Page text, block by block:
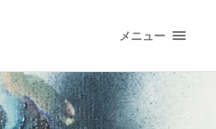
メニュー